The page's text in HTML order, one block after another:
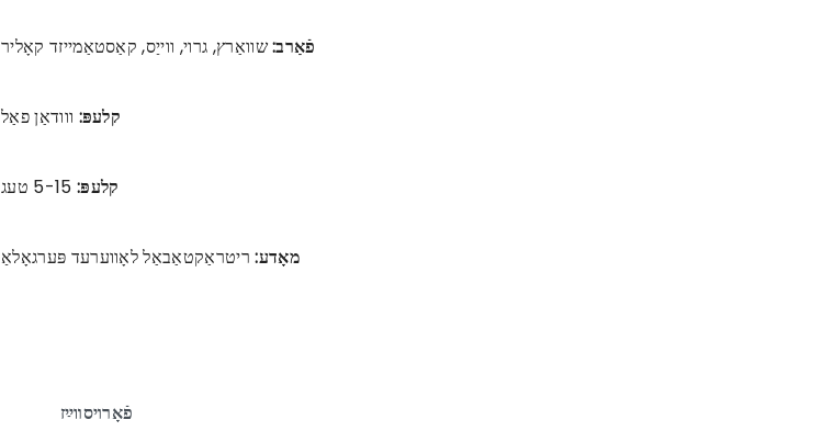
פֿאַרב:שוואַרץ, גרוי, ווייַס, קאַסטאַמייזד קאָליר
קלעפּ: ווודאַן פאַל
קלעפּ: 5-15 טעג
מאָדע: ריטראַקטאַבאַל לאָווערעד פּערגאָלאַ
פֿאָרױסװײַז